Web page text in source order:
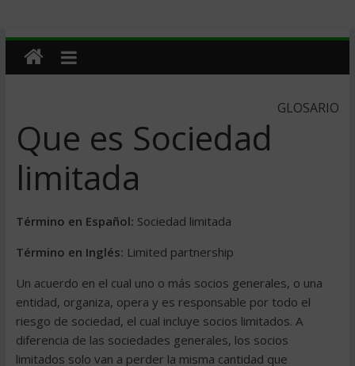
GLOSARIO
Que es Sociedad
limitada
Término en Español: Sociedad limitada
Término en Inglés: Limited partnership
Un acuerdo en el cual uno o más socios generales, o una
entidad, organiza, opera y es responsable por todo el
riesgo de sociedad, el cual incluye socios limitados. A
diferencia de las sociedades generales, los socios
limitados solo van a perder la misma cantidad que